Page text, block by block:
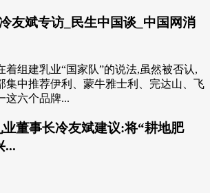
友斌专访_民生中国谈_中国网消
着组建乳业“国家队”的说法,虽然被否认,
集中推荐伊利、蒙牛雅士利、完达山、飞
这六个品牌...
董事长冷友斌建议:将“耕地肥
...